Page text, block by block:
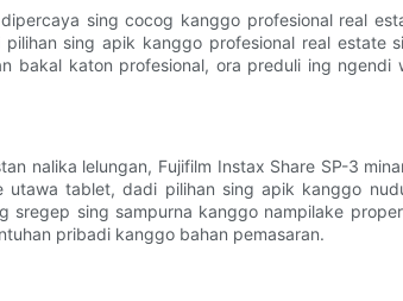
sing cocog kanggo profesional real
sing apik kanggo profesional real
bakal katon profesional, ora preduli ing
nalika lelungan, Fujifilm Instax Share SP-3
tablet, dadi pilihan sing apik kanggo
sing sampurna kanggo nampilake
pribadi kanggo bahan pemasaran.